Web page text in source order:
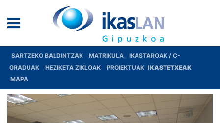
SARTZEKO BALDINTZAK MATRIKULA
IKASTAROAK / C-
GRADUAK
HEZIKETA ZIKLOAK PROIEKTUAK IKASTETXEAK
MAPA